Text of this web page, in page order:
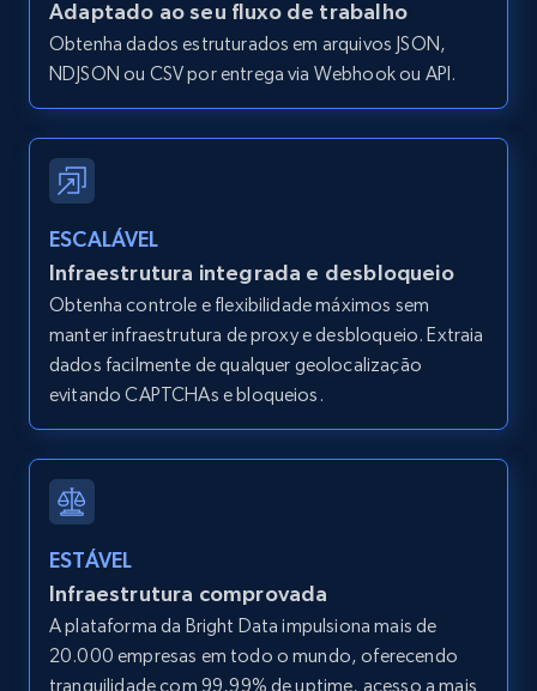
and more.
12K+ 1.3K+ Comece grátis
Zillow properties listing information -
Search by parameters on zillow and use the
Zpid, City, State, HomeStatus, Address,
IsCurrentSignedInAgentResponsible, Bedrooms,
and more.
LinkedIn posts
URL, ID, User id, Use url, Title, Headline, Post
text, Date posted, and more.
11.3K+ 1.5K+ Comece grátis
Adaptado ao seu fluxo de trabalho
Obtenha dados estruturados em arquivos JSON,
NDJSON ou CSV por entrega via Webhook ou API.
ESCALÁVEL
Infraestrutura integrada e desbloqueio
Obtenha controle e flexibilidade máximos sem
manter infraestrutura de proxy e desbloqueio. Extraia
dados facilmente de qualquer geolocalização
evitando CAPTCHAs e bloqueios.
ESTÁVEL
Infraestrutura comprovada
A plataforma da Bright Data impulsiona mais de
20.000 empresas em todo o mundo, oferecendo
tranquilidade com 99,99% de uptime, acesso a mais